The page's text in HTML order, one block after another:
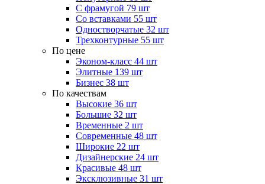
С фрамугой 79 шт
Cо вставками 55 шт
Одностворчатые 32 шт
Трехконтурные 55 шт
По цене
Эконом-класс 44 шт
Элитные 139 шт
Бизнес 38 шт
По качествам
Высокие 36 шт
Большие 32 шт
Временные 2 шт
Современные 48 шт
Широкие 22 шт
Дизайнерские 24 шт
Красивые 48 шт
Эксклюзивные 31 шт